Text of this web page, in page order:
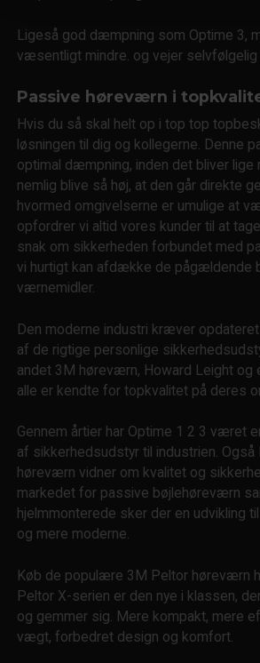
Ligeså god dæmpning som Optime 3,
væsentligt mindre. og vejer selvfølgelig
Passive høreværn i
Hvis du så skal helt op i top top
løsningen til dig og kollegerne. Denne
optimal dæmpning, inden det bliver lige
nemlig blive så høj, at den går direkte
hvormed omgivelserne er umulige at
opfordrer vi altid vores kunder til at
snak om sikkerheden forbundet med
vi hurtigt kan afdække de pågældende
værnemidler.
Den moderne industri kræver
af de rigtige personlige
andet 3M høreværn, Howard Leight og
alle er kendte for topkvalitet på deres
Gennem årtier har Optime 1 2 3 været
af sikkerhedsudstyr til industrien. Også
høreværn vidner om kvalitet og
markedet for passive bøjlehøreværn
hjelmmonterede sker der en udvikling
og mere moderne.
Køb de populære 3M Peltor høreværn
Peltor X-serien er den nye i klassen,
og gemmer sig. Mere kompakt, mere
vægt, forbedret design og komfort.